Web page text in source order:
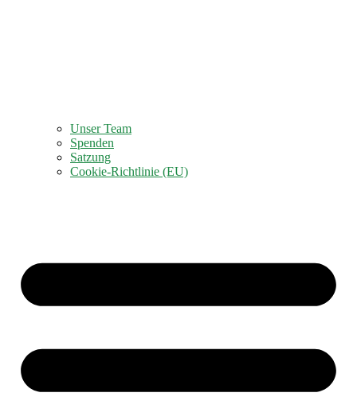
Unser Team
Spenden
Satzung
Cookie-Richtlinie (EU)